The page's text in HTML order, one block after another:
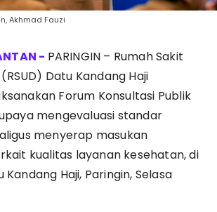
Akhmad Fauzi
PARINGIN – Rumah Sakit
Datu Kandang Haji
Forum Konsultasi Publik
mengevaluasi standar
menyerap masukan
kualitas layanan kesehatan, di
Kandang Haji, Paringin, Selasa